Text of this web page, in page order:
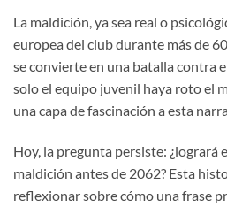
La maldición, ya sea real o
europea del club durante más de
se convierte en una batalla contra
solo el equipo juvenil haya roto el
una capa de fascinación a esta
Hoy, la pregunta persiste: ¿logrará
maldición antes de 2062? Esta
reflexionar sobre cómo una frase